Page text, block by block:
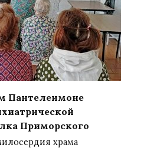
Пантелеимоне
Приморского
храма